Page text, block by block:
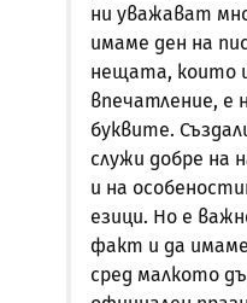
ни уважават
имаме ден на
нещата, които
впечатление,
буквите.
служи добре на
и на
езици. Но е
факт и да
сред малкото